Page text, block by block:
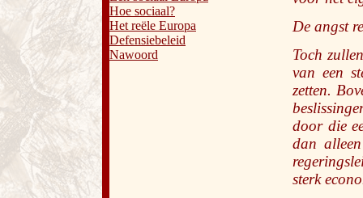
Hoe sociaal?
Het reële Europa
Defensiebeleid
Nawoord
De angst
Toch
van een
zetten.
door die
dan
sterk